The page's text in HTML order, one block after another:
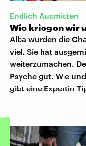
Endlich Ausmisten
Wie kriegen wir
Alba wurden die
viel. Sie hat
weiterzumachen.
Psyche gut. Wie
gibt eine Expertin